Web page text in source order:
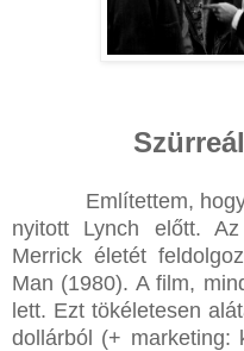
Említettem,
nyitott Lynch előtt.
Merrick életét
Man (1980). A film,
lett. Ezt tökéletesen
dollárból (+ marketing: